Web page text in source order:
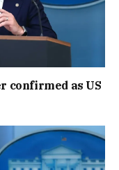
confirmed as US